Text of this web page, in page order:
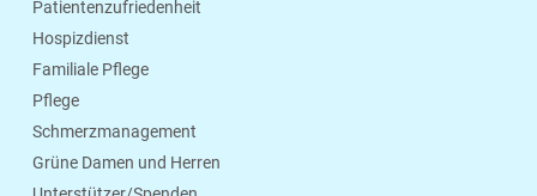
Patientenzufriedenheit
Hospizdienst
Familiale Pflege
Pflege
Schmerzmanagement
Grüne Damen und Herren